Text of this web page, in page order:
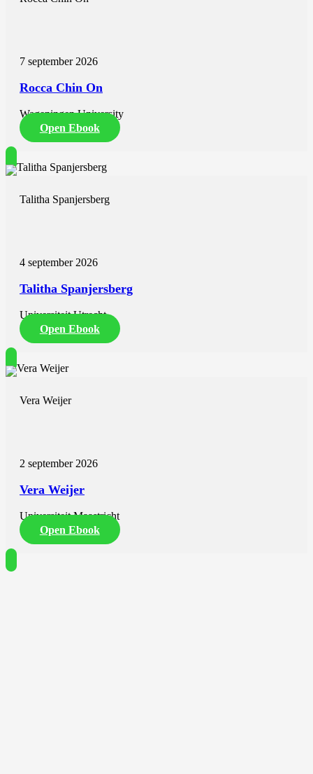
7 september 2026
Rocca Chin On
Wageningen University
Open Ebook
Talitha Spanjersberg
4 september 2026
Talitha Spanjersberg
Universiteit Utrecht
Open Ebook
Vera Weijer
2 september 2026
Vera Weijer
Universiteit Maastricht
Open Ebook